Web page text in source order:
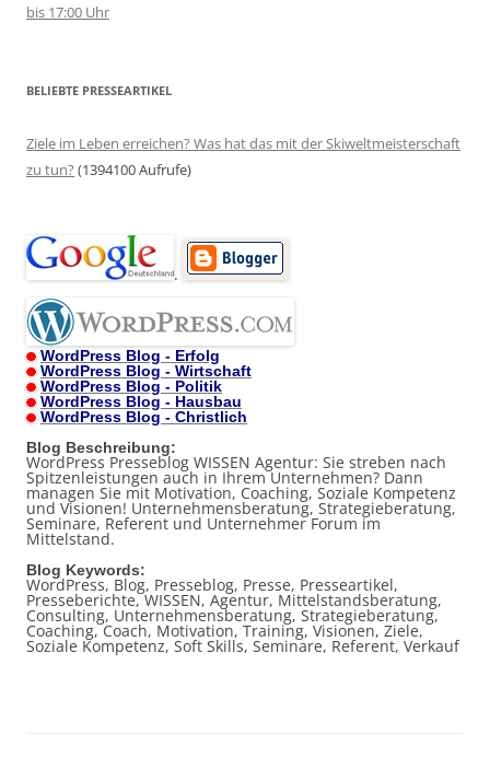
bis 17:00 Uhr
BELIEBTE PRESSEARTIKEL
Ziele im Leben erreichen? Was hat das mit der Skiweltmeisterschaft
zu tun? (1394100 Aufrufe)
.
WordPress Blog - Erfolg
WordPress Blog - Wirtschaft
WordPress Blog - Politik
WordPress Blog - Hausbau
WordPress Blog - Christlich
Blog Beschreibung:
WordPress Presseblog WISSEN Agentur: Sie streben nach
Spitzenleistungen auch in Ihrem Unternehmen? Dann
managen Sie mit Motivation, Coaching, Soziale Kompetenz
und Visionen! Unternehmensberatung, Strategieberatung,
Seminare, Referent und Unternehmer Forum im
Mittelstand.
Blog Keywords:
WordPress, Blog, Presseblog, Presse, Presseartikel,
Presseberichte, WISSEN, Agentur, Mittelstandsberatung,
Consulting, Unternehmensberatung, Strategieberatung,
Coaching, Coach, Motivation, Training, Visionen, Ziele,
Soziale Kompetenz, Soft Skills, Seminare, Referent, Verkauf